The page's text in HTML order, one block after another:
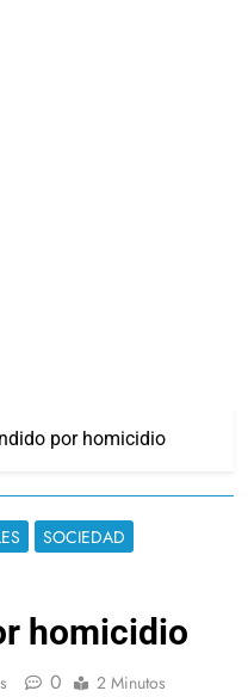
por homicidio
SOCIEDAD
homicidio
0 2 Minutos